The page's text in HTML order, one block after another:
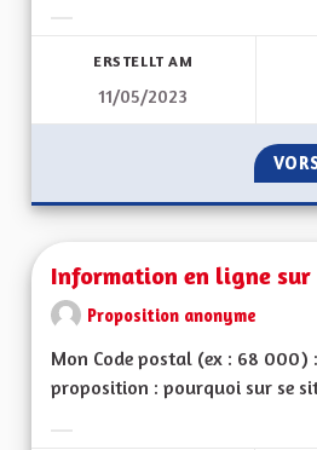
ERSTELLT AM
11/05/2023
Information en ligne
Proposition anonyme
Mon Code postal (ex : 68 000)
proposition : pourquoi sur se